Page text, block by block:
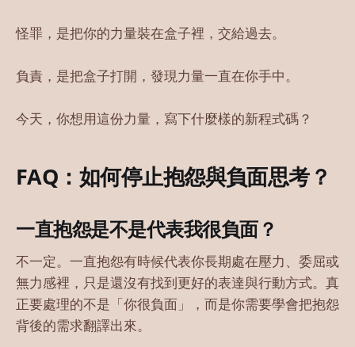
怪罪，是把你的力量裝在盒子裡，交給過去。
負責，是把盒子打開，發現力量一直在你手中。
今天，你想用這份力量，寫下什麼樣的新程式碼？
FAQ：如何停止抱怨與負面思考？
一直抱怨是不是代表我很負面？
不一定。一直抱怨有時候代表你長期處在壓力、委屈或
無力感裡，只是還沒有找到更好的表達與行動方式。真
正要處理的不是「你很負面」，而是你需要學會把抱怨
背後的需求翻譯出來。